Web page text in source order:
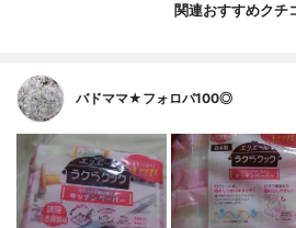
関連おすすめクチ
バドママ★フォロバ100◎